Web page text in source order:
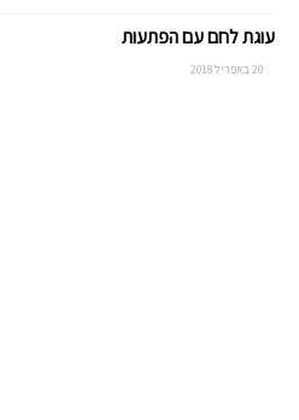
עוגת לחם עם הפתעות
20 באפריל 2018